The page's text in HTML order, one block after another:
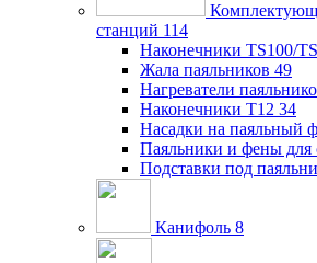
станций 114
Наконечники TS100/
Жала паяльников 49
Нагреватели
Наконечники T12 34
Насадки на паяльный
Паяльники и фены для
Подставки под
Канифоль 8